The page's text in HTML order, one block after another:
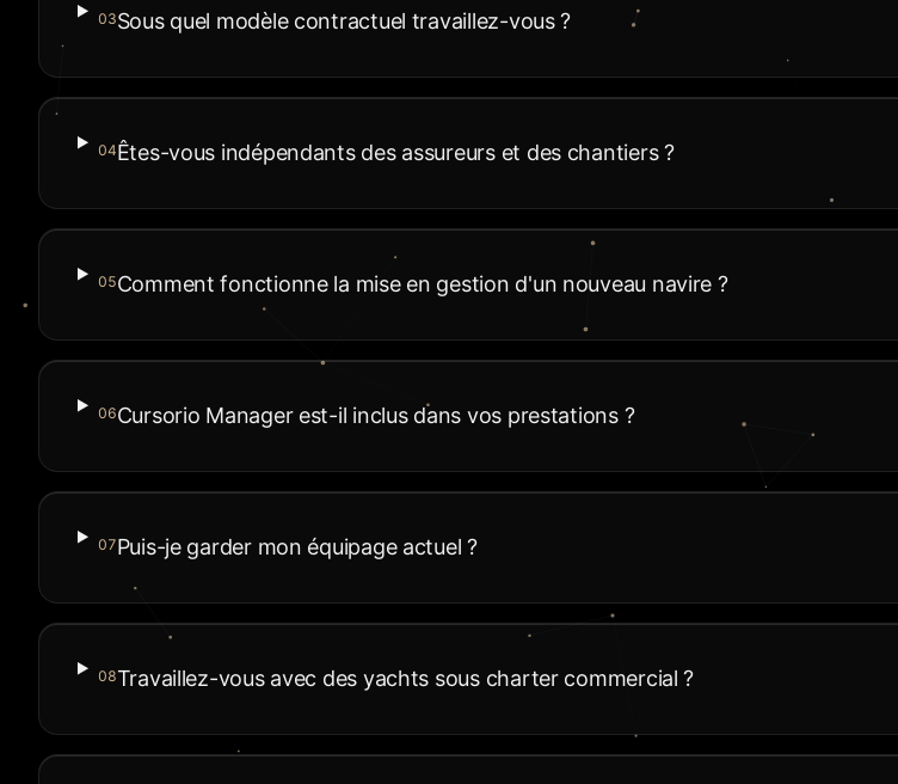
03Sous quel modèle contractuel travaillez-vous ?
04Êtes-vous indépendants des assureurs et des chantiers ?
05Comment fonctionne la mise en gestion d'un nouveau navire ?
06Cursorio Manager est-il inclus dans vos prestations ?
07Puis-je garder mon équipage actuel ?
08Travaillez-vous avec des yachts sous charter commercial ?